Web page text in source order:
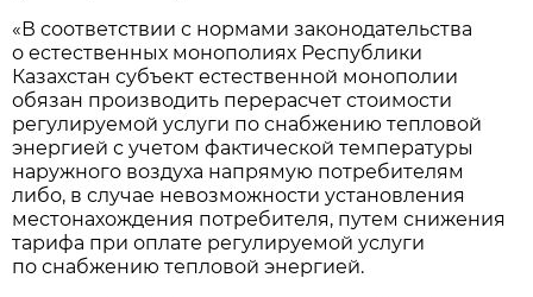
«В соответствии с нормами законодательства
о естественных монополиях Республики
Казахстан субъект естественной монополии
обязан производить перерасчет стоимости
регулируемой услуги по снабжению тепловой
энергией с учетом фактической температуры
наружного воздуха напрямую потребителям
либо, в случае невозможности установления
местонахождения потребителя, путем снижения
тарифа при оплате регулируемой услуги
по снабжению тепловой энергией.